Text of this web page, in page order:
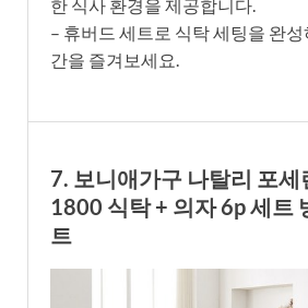
한 식사 환경을 제공합니다.
– 휴버드 세트로 식탁 세팅을 완
간을 즐겨보세요.
7. 보니애가구 나탈리 포세
1800 식탁 + 의자 6p 세트
트